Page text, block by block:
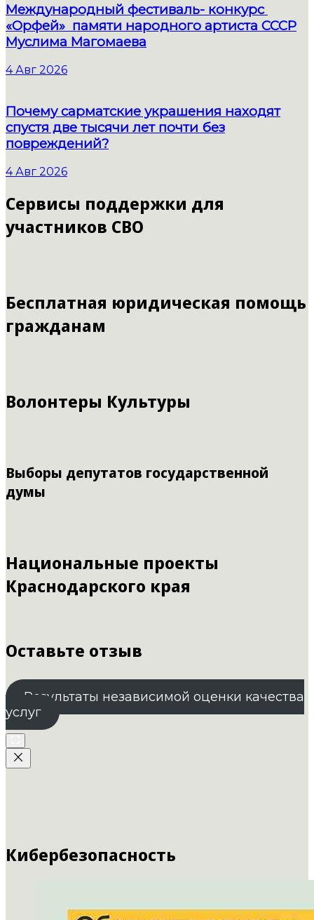
Международный фестиваль- конкурс
«Орфей» памяти народного артиста СССР
Муслима Магомаева
4 Авг 2026
Почему сарматские украшения находят
спустя две тысячи лет почти без
повреждений?
4 Авг 2026
Сервисы поддержки для
участников СВО
Бесплатная юридическая помощь
гражданам
Волонтеры Культуры
Выборы депутатов государственной
думы
Национальные проекты
Краснодарского края
Оставьте отзыв
Результаты независимой оценки качества
услуг
Кибербезопасность